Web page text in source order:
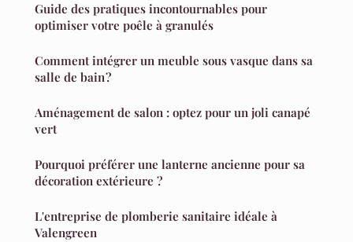
Guide des pratiques incontournables pour
optimiser votre poêle à granulés
Comment intégrer un meuble sous vasque dans sa
salle de bain ?
Aménagement de salon : optez pour un joli canapé
vert
Pourquoi préférer une lanterne ancienne pour sa
décoration extérieure ?
L'entreprise de plomberie sanitaire idéale à
Valengreen